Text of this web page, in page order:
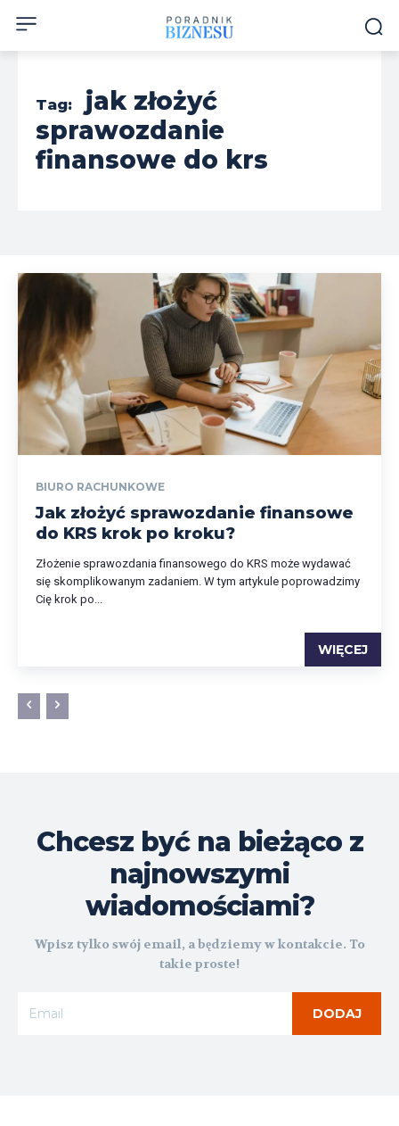
Tag:
jak złożyć
sprawozdanie
finansowe do krs
BIURO RACHUNKOWE
Jak złożyć sprawozdanie finansowe
do KRS krok po kroku?
Złożenie sprawozdania finansowego do KRS może wydawać
się skomplikowanym zadaniem. W tym artykule poprowadzimy
Cię krok po...
WIĘCEJ
Chcesz być na bieżąco z
najnowszymi
wiadomościami?
Wpisz tylko swój email, a będziemy w kontakcie. To
takie proste!
DODAJ